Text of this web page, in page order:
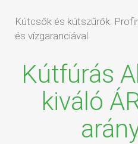
Kútcsők és kútszűrők.
és vízgaranciával.
Kútfúrás
kiváló